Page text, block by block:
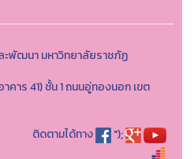
พัฒนา มหาวิทยาลัยราชภัฏ
คาร 41) ชั้น 1 ถนนอู่ทองนอก เขต
ติดตามได้ทาง
");